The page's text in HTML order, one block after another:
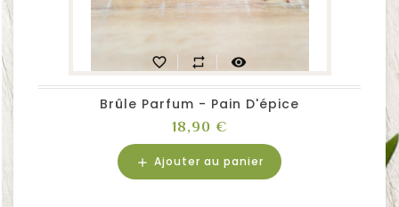
favorite_border repeat visibility
Brûle Parfum - Pain D'épice
Prix
18,90 €
add Ajouter au panier